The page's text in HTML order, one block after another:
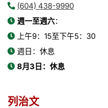
(604) 438-9990
週一至週六：
上午9：15至下午5：30
週日：休息
8月3日：休息
列治文